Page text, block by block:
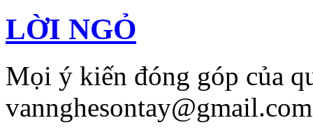
LỜI NGỎ
Mọi ý kiến đóng góp của